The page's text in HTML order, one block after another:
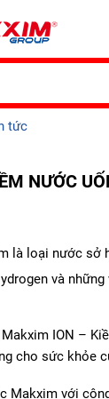
tức
NƯỚC
là loại nước sở
và
ION –
cho sức khỏe
Makxim với